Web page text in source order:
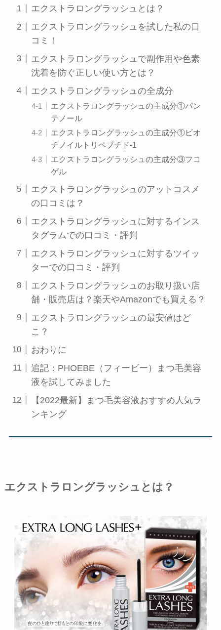
エクストラロングラッシュとは？
エクストラロングラッシュを試した私の口
コミ！
エクストラロングラッシュで副作用や色素
沈着を防ぐ正しい使い方とは？
エクストラロングラッシュの全成分
エクストラロングラッシュの主成分①パン
テノール
エクストラロングラッシュの主成分①ビオ
チノイルトリペプチド-1
エクストラロングラッシュの主成分③フコ
ゲル
エクストラロングラッシュのアットコスメ
の口コミは？
エクストラロングラッシュに対するインス
タグラムでの口コミ・評判
エクストラロングラッシュに対するツイッ
ターでの口コミ・評判
エクストラロングラッシュのお取り扱い店
舗・販売店は？楽天やAmazonでも買える？
エクストラロングラッシュの最安値はど
こ？
おわりに
追記：PHOEBE（フィービー）まつ毛美容
液を試してみました
【2022最新】まつ毛美容液おすすめ人気ラ
ンキング
エクストラロングラッシュとは？